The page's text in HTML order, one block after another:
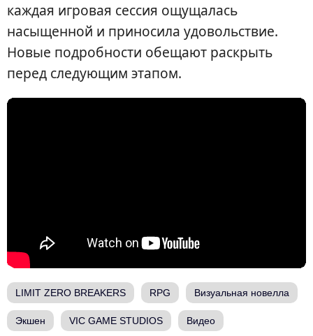
каждая игровая сессия ощущалась
насыщенной и приносила удовольствие.
Новые подробности обещают раскрыть
перед следующим этапом.
LIMIT ZERO BREAKERS RPG Визуальная новелла
Экшен VIC GAME STUDIOS Видео